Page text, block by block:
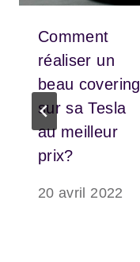
Comment
réaliser un
beau covering
sur sa Tesla
au meilleur
prix?
20 avril 2022